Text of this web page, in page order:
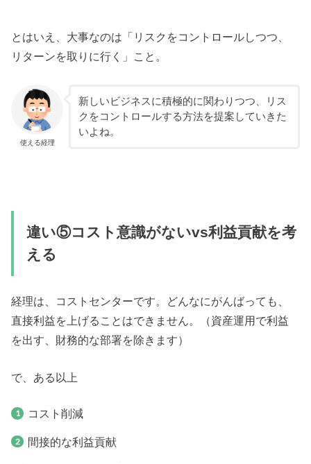
とはいえ、大事なのは「リスクをコントロールしつつ、
リターンを取りに行く」こと。
使える経理
新しいビジネスに積極的に関わりつつ、リス
クをコントロールする方法を提案していきた
いよね。
違い⑤コスト意識がないvs利益貢献を考
える
経理は、コストセンターです。どんなにがんばっても、
直接利益を上げることはできません。（資産運用で利益
を出す、財務的な部署を除きます）
で、ある以上
コスト削減
間接的な利益貢献